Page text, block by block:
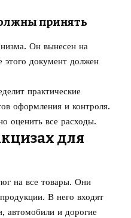
принять
Он вынесен на
этого документ должен
практические
оформления и контроля.
оценить все расходы.
для
на все товары. Они
В него входят
автомобили и дорогие